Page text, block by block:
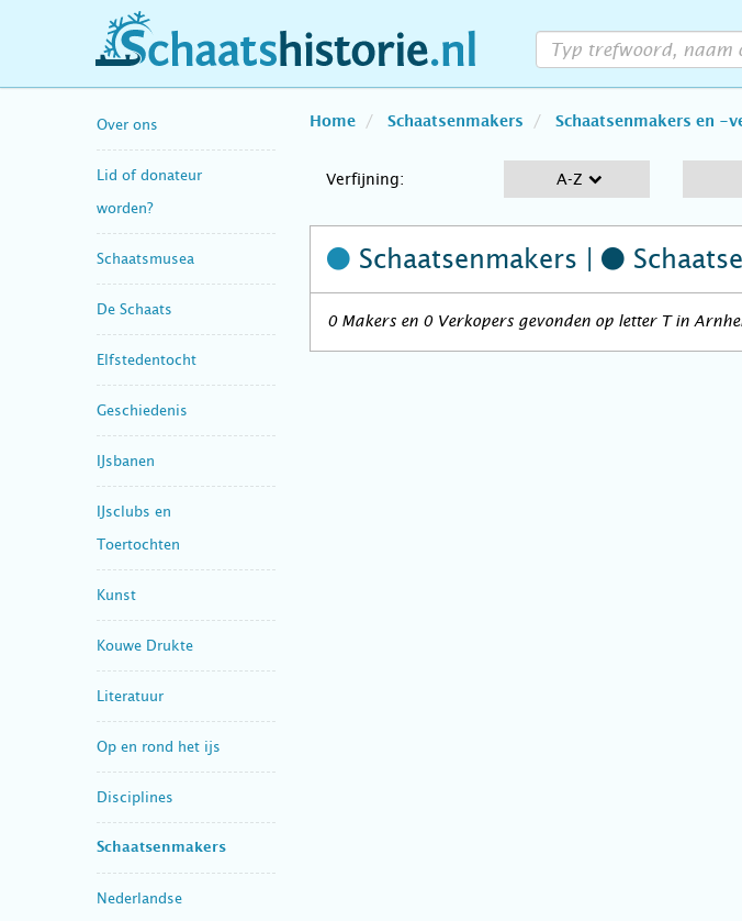
schaatshistorie.nl
Over ons
Lid of donateur
worden?
Schaatsmusea
De Schaats
Elfstedentocht
Geschiedenis
IJsbanen
IJsclubs en
Toertochten
Kunst
Kouwe Drukte
Literatuur
Op en rond het ijs
Disciplines
Schaatsenmakers
Nederlandse
Home Schaatsenmakers Schaatsenmakers en -
Verfijning: A-Z
Schaatsenmakers |
0 Makers en 0 Verkopers gevonden op letter T in